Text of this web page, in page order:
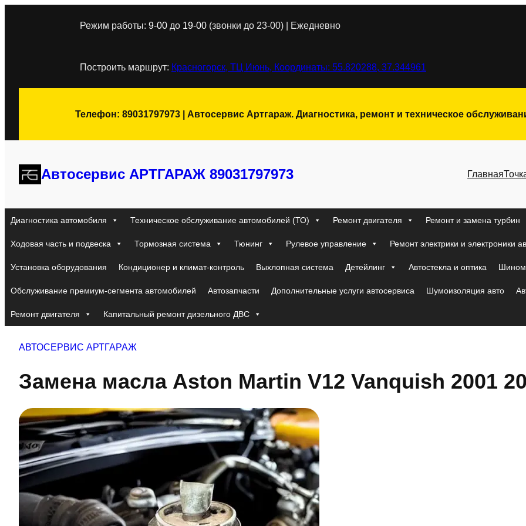
Режим работы: 9-00 до 19-00 (звонки до 23-00) | Ежедневно
Построить маршрут: Красногорск, ТЦ Июнь, Координаты: 55.820288, 37.344961
Телефон: 89031797973 | Автосервис Артгараж. Диагностика, ремонт и техническое
Автосервис АРТГАРАЖ 89031797973 Главная
Диагностика автомобиля Техническое обслуживание автомобилей (ТО) Ремонт двигателя Ремонт и замена турбин
Ходовая часть и подвеска Тормозная система Тюнинг Рулевое управление Ремонт электрики и электроники
Установка оборудования Кондиционер и климат-контроль Выхлопная система Детейлинг Автостекла и оптика
Обслуживание премиум-сегмента автомобилей Автозапчасти Дополнительные услуги автосервиса Шумоизоляция авто
Ремонт двигателя Капитальный ремонт дизельного ДВС
АВТОСЕРВИС АРТГАРАЖ
Замена масла Aston Martin V12 Vanquish 2001